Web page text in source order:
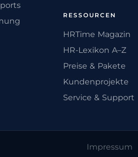
RESSOURCEN
HRTime Magazin
HR-Lexikon A–Z
Preise & Pakete
Kundenprojekte
Service & Support
Impressum